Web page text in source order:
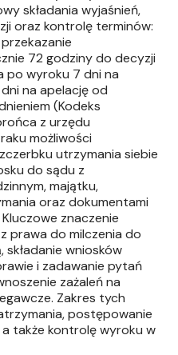
składania wyjaśnień,
oraz kontrolę terminów:
72 godziny do decyzji
po wyroku 7 dni na
na apelację od
(Kodeks
z urzędu
możliwości
utrzymania siebie
do sądu z
majątku,
oraz dokumentami
znaczenie
prawa do milczenia do
wniosków
i zadawanie pytań
zażaleń na
Zakres tych
postępowanie
także kontrolę wyroku w